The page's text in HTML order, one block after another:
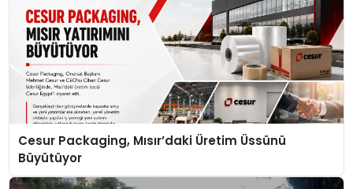
Cesur Packaging, Mısır’daki Üretim Üssünü
Büyütüyor